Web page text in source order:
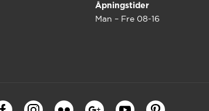
Åpningstider
Man – Fre 08-16